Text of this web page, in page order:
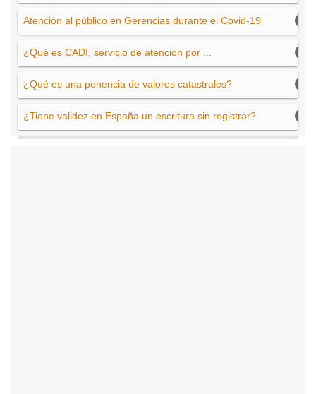
Atención al público en Gerencias durante el Covid-19
¿Qué es CADI, servicio de atención por ...
¿Qué es una ponencia de valores catastrales?
¿Tiene validez en España un escritura sin registrar?